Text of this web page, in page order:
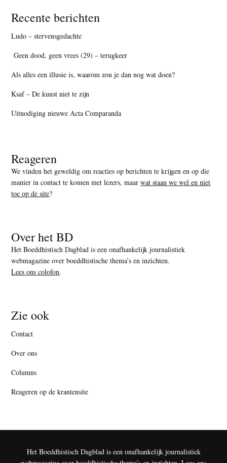
Recente berichten
Ludo – stervensgedachte
Geen dood, geen vrees (29) – terugkeer
Als alles een illusie is, waarom zou je dan nog wat doen?
Ksaf – De kunst niet te zijn
Uitnodiging nieuwe Acta Comparanda
Reageren
We vinden het geweldig om reacties op berichten te krijgen en op die
manier in contact te komen met lezers, maarwat staan we wel en niet
toe op de site?
Over het BD
Het Boeddhistisch Dagblad is een onafhankelijk journalistiek
webmagazine over boeddhistische thema’s en inzichten.
Lees ons colofon.
Zie ook
Contact
Over ons
Columns
Reageren op de krantensite
Het Boeddhistisch Dagblad is een onafhankelijk journalistiek